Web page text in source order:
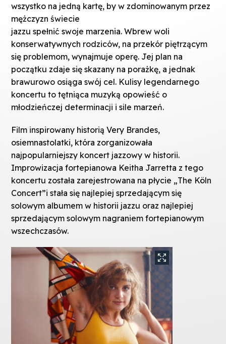
wszystko na jedną kartę, by w zdominowanym przez
mężczyzn świecie
jazzu spełnić swoje marzenia. Wbrew woli
konserwatywnych rodziców, na przekór piętrzącym
się problemom, wynajmuje operę. Jej plan na
początku zdaje się skazany na porażkę, a jednak
brawurowo osiąga swój cel. Kulisy legendarnego
koncertu to tętniąca muzyką opowieść o
młodzieńczej determinacji i sile marzeń.
Film inspirowany historią Very Brandes,
osiemnastolatki, która zorganizowała
najpopularniejszy koncert jazzowy w historii.
Improwizacja fortepianowa Keitha Jarretta z tego
koncertu została zarejestrowana na płycie „The Köln
Concert”i stała się najlepiej sprzedającym się
solowym albumem w historii jazzu oraz najlepiej
sprzedającym solowym nagraniem fortepianowym
wszechczasów.